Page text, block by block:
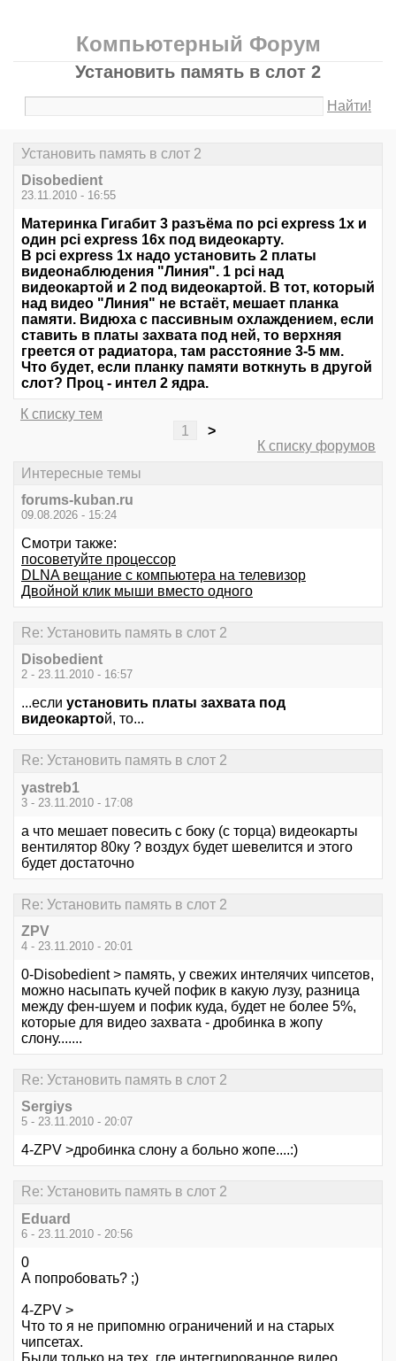
Компьютерный Форум
Установить память в слот 2
Найти!
Установить память в слот 2
Disobedient
23.11.2010 - 16:55
Материнка Гигабит 3 разъёма по pci express 1x и
один pci express 16x под видеокарту.
В pci express 1x надо установить 2 платы
видеонаблюдения "Линия". 1 pci над
видеокартой и 2 под видеокартой. В тот, который
над видео "Линия" не встаёт, мешает планка
памяти. Видюха с пассивным охлаждением, если
ставить в платы захвата под ней, то верхняя
греется от радиатора, там расстояние 3-5 мм.
Что будет, если планку памяти воткнуть в другой
слот? Проц - интел 2 ядра.
К списку тем
1
>
К списку форумов
Интересные темы
forums-kuban.ru
09.08.2026 - 15:24
Смотри также:
посоветуйте процессор
DLNA вещание с компьютера на телевизор
Двойной клик мыши вместо одного
Re: Установить память в слот 2
Disobedient
2 - 23.11.2010 - 16:57
...если установить платы захвата под
видеокартой, то...
Re: Установить память в слот 2
yastreb1
3 - 23.11.2010 - 17:08
а что мешает повесить с боку (с торца) видеокарты
вентилятор 80ку ? воздух будет шевелится и этого
будет достаточно
Re: Установить память в слот 2
ZPV
4 - 23.11.2010 - 20:01
0-Disobedient > память, у свежих интелячих чипсетов,
можно насыпать кучей пофик в какую лузу, разница
между фен-шуем и пофик куда, будет не более 5%,
которые для видео захвата - дробинка в жопу
слону.......
Re: Установить память в слот 2
Sergiys
5 - 23.11.2010 - 20:07
4-ZPV >дробинка слону а больно жопе....:)
Re: Установить память в слот 2
Eduard
6 - 23.11.2010 - 20:56
0
А попробовать? ;)
4-ZPV >
Что то я не припомню ограничений и на старых
чипсетах.
Были только на тех, где интегрированное видео